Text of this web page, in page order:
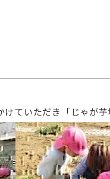
ていただき「じゃが芋